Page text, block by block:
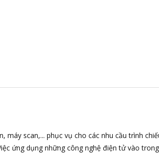
scan,... phục vụ cho các nhu cầu trình
ứng dụng những công nghệ điện tử vào